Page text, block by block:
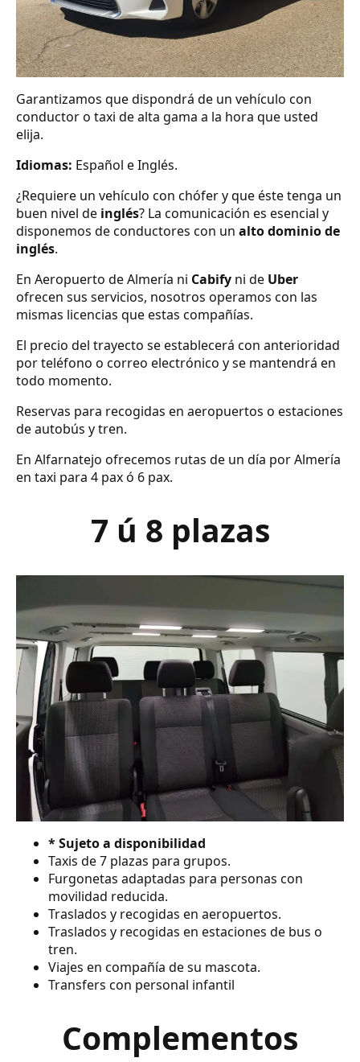
Garantizamos que dispondrá de un vehículo con
conductor o taxi de alta gama a la hora que usted
elija.
Idiomas: Español e Inglés.
¿Requiere un vehículo con chófer y que éste tenga un
buen nivel de inglés? La comunicación es esencial y
disponemos de conductores con un alto dominio de
inglés.
En Aeropuerto de Almería ni Cabify ni de Uber
ofrecen sus servicios, nosotros operamos con las
mismas licencias que estas compañías.
El precio del trayecto se establecerá con anterioridad
por teléfono o correo electrónico y se mantendrá en
todo momento.
Reservas para recogidas en aeropuertos o estaciones
de autobús y tren.
En Alfarnatejo ofrecemos rutas de un día por Almería
en taxi para 4 pax ó 6 pax.
7 ú 8 plazas
* Sujeto a disponibilidad
Taxis de 7 plazas para grupos.
Furgonetas adaptadas para personas con
movilidad reducida.
Traslados y recogidas en aeropuertos.
Traslados y recogidas en estaciones de bus o
tren.
Viajes en compañía de su mascota.
Transfers con personal infantil
Complementos